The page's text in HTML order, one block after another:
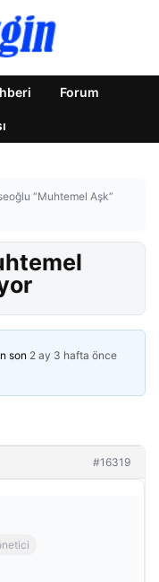
Forum
“Muhtemel Aşk”
son 2 ay 3 hafta önce
#16319